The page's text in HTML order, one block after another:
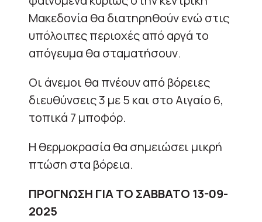
Μακεδονία θα διατηρηθούν ενώ στις
υπόλοιπες περιοχές από αργά το
απόγευμα θα σταματήσουν.
Οι άνεμοι θα πνέουν από βόρειες
διευθύνσεις 3 με 5 και στο Αιγαίο 6,
τοπικά 7 μποφόρ.
Η θερμοκρασία θα σημειώσει μικρή
πτώση στα βόρεια.
ΠΡΟΓΝΩΣΗ ΓΙΑ ΤΟ ΣΑΒΒΑΤΟ 13-09-
2025